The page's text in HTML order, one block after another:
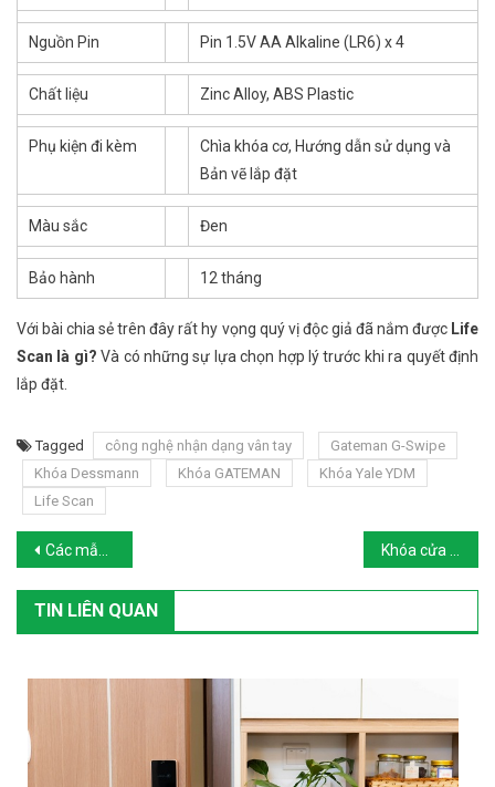
Nguồn Pin Pin 1.5V AA Alkaline (LR6) x 4
Chất liệu Zinc Alloy, ABS Plastic
Phụ kiện đi kèm
Chìa khóa cơ, Hướng dẫn sử dụng và
Bản vẽ lắp đặt
Màu sắc Đen
Bảo hành 12 tháng
Với bài chia sẻ trên đây rất hy vọng quý vị độc giả đã nắm được Life
Scan là gì? Và có những sự lựa chọn hợp lý trước khi ra quyết định
lắp đặt.
Tagged công nghệ nhận dạng vân tay
Gateman G-Swipe
Khóa Dessmann
Khóa GATEMAN
Khóa Yale YDM
Life Scan
Post navigation
Các mẫu khóa vân tay Samsung giá rẻ tốt nhất hiện nay để lựa chọn
TIN LIÊN QUAN